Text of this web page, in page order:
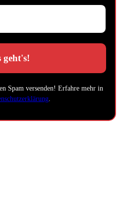
Spam versenden! Erfahre mehr in
.